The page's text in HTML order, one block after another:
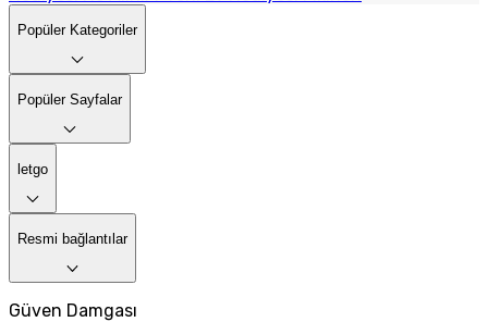
Popüler Kategoriler
Popüler Sayfalar
letgo
Resmi bağlantılar
Güven Damgası